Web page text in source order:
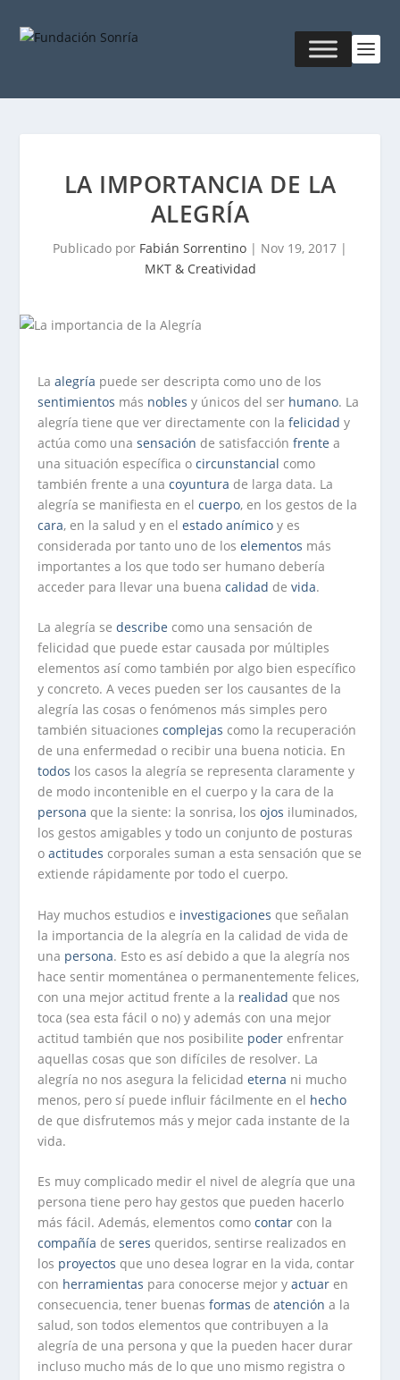
LA IMPORTANCIA DE LA
ALEGRÍA
Publicado por Fabián Sorrentino | Nov 19, 2017 |
MKT & Creatividad
Laalegría puede ser descripta como uno de los
sentimientos más nobles y únicos del ser humano. La
alegría tiene que ver directamente con lafelicidad y
actúa como unasensación de satisfacciónfrente a
una situación específica ocircunstancial como
también frente a unacoyuntura de larga data. La
alegría se manifiesta en elcuerpo, en los gestos de la
cara, en la salud y en elestado anímico y es
considerada por tanto uno de loselementos más
importantes a los que todo ser humano debería
acceder para llevar una buenacalidad devida.
La alegría sedescribe como una sensación de
felicidad que puede estar causada por múltiples
elementos así como también por algo bien específico
y concreto. A veces pueden ser los causantes de la
alegría las cosas o fenómenos más simples pero
también situacionescomplejas como la recuperación
de una enfermedad o recibir una buena noticia. En
todos los casos la alegría se representa claramente y
de modo incontenible en el cuerpo y la cara de la
persona que la siente: la sonrisa, losojos iluminados,
los gestos amigables y todo un conjunto de posturas
oactitudes corporales suman a esta sensación que se
extiende rápidamente por todo el cuerpo.
Hay muchos estudios e investigaciones que señalan
la importancia de la alegría en la calidad de vida de
una persona. Esto es así debido a que la alegría nos
hace sentir momentánea o permanentemente felices,
con una mejor actitud frente a la realidad que nos
toca (sea esta fácil o no) y además con una mejor
actitud también que nos posibilite poder enfrentar
aquellas cosas que son difíciles de resolver. La
alegría no nos asegura la felicidadeterna ni mucho
menos, pero sí puede influir fácilmente en el hecho
de que disfrutemos más y mejor cada instante de la
vida.
Es muy complicado medir el nivel de alegría que una
persona tiene pero hay gestos que pueden hacerlo
más fácil. Además, elementos comocontar con la
compañía deseres queridos, sentirse realizados en
los proyectos que uno desea lograr en la vida, contar
con herramientas para conocerse mejor yactuar en
consecuencia, tener buenasformas deatención a la
salud, son todos elementos que contribuyen a la
alegría de una persona y que la pueden hacer durar
incluso mucho más de lo que uno mismo registra o